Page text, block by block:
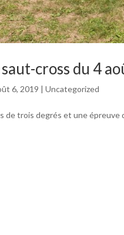
cross du 4
6, 2019 |Uncategorized
de trois degrés et une épreuve